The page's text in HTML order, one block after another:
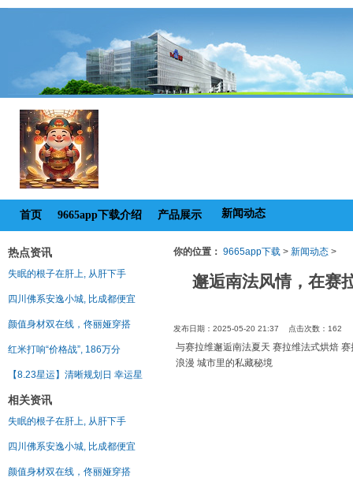
首页 9665app下载介绍 产品展示 新闻动态
热点资讯
失眠的根子在肝上, 从肝下手
四川佛系安逸小城, 比成都便宜
颜值身材双在线，佟丽娅穿搭
红米打响“价格战”, 186万分
【8.23星运】清晰规划日 幸运星
相关资讯
失眠的根子在肝上, 从肝下手
四川佛系安逸小城, 比成都便宜
颜值身材双在线，佟丽娅穿搭
你的位置： 9665app下载 > 新闻动态 >
邂逅南法风情，在赛
发布日期：2025-05-20 21:37 点击次数：162
与赛拉维邂逅南法夏天 赛拉维法式烘焙
浪漫 城市里的私藏秘境